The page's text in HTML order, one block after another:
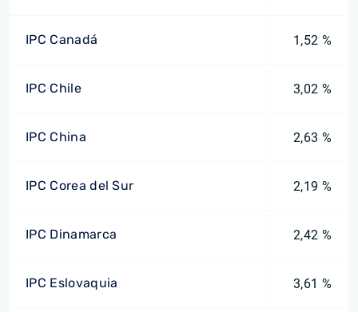
IPC Canadá 1,52 %
IPC Chile 3,02 %
IPC China 2,63 %
IPC Corea del Sur 2,19 %
IPC Dinamarca 2,42 %
IPC Eslovaquia 3,61 %